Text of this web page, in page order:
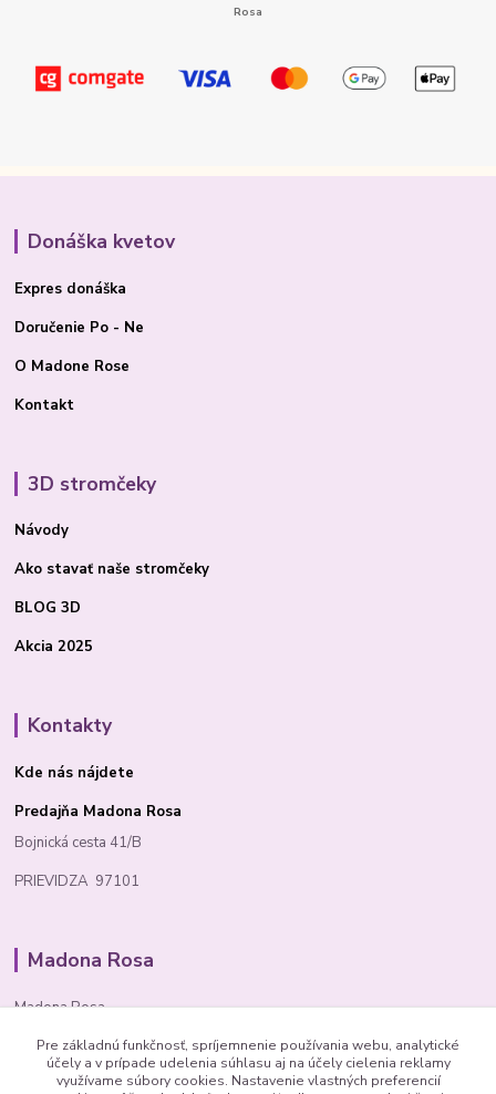
Donáška kvetov
Expres donáška
Doručenie Po - Ne
O Madone Rose
Kontakt
3D stromčeky
Návody
Ako stavať naše stromčeky
BLOG 3D
Akcia 2025
Kontakty
Kde nás nájdete
Predajňa Madona Rosa
Bojnická cesta 41/B
PRIEVIDZA 97101
Madona Rosa
Madona Rosa
Richard
+421 905 276 211
Pre základnú funkčnosť, spríjemnenie používania webu, analytické
účely a v prípade udelenia súhlasu aj na účely cielenia reklamy
využívame súbory cookies. Nastavenie vlastných preferencií